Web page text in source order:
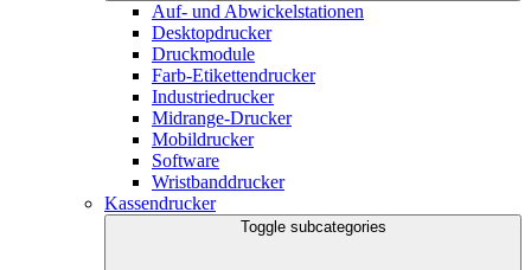
Auf- und Abwickelstationen
Desktopdrucker
Druckmodule
Farb-Etikettendrucker
Industriedrucker
Midrange-Drucker
Mobildrucker
Software
Wristbanddrucker
Kassendrucker
Toggle subcategories